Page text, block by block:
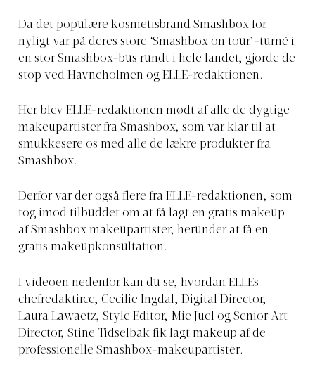
Da det populære kosmetisbrand Smashbox for
nyligt var på deres store ‘Smashbox on tour’-turné i
en stor Smashbox-bus rundt i hele landet, gjorde de
stop ved Havneholmen og ELLE-redaktionen.
Her blev ELLE-redaktionen mødt af alle de dygtige
makeupartister fra Smashbox, som var klar til at
smukkesere os med alle de lækre produkter fra
Smashbox.
Derfor var der også flere fra ELLE-redaktionen, som
tog imod tilbuddet om at få lagt en gratis makeup
af Smashbox makeupartister, herunder at få en
gratis makeupkonsultation.
I videoen nedenfor kan du se, hvordan ELLEs
chefredaktirce, Cecilie Ingdal, Digital Director,
Laura Lawaetz, Style Editor, Mie Juel og Senior Art
Director, Stine Tidselbak fik lagt makeup af de
professionelle Smashbox-makeupartister.